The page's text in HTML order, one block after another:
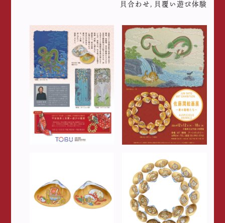
貝合わせ, 貝覆い遊び体験